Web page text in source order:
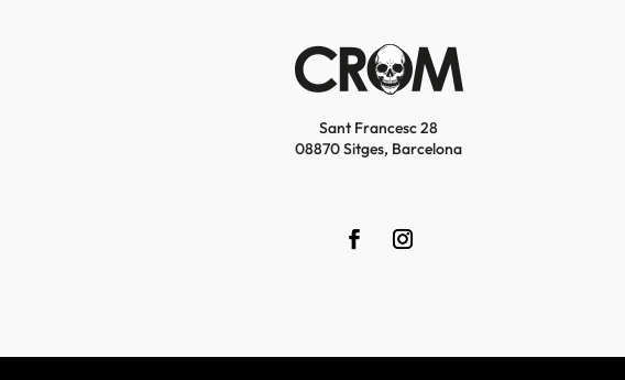
Sant Francesc 28
08870 Sitges, Barcelona